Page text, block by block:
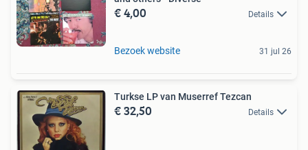
€ 4,00 Details
Bezoek website 31 jul 26
Turkse LP van Muserref Tezcan
€ 32,50 Details